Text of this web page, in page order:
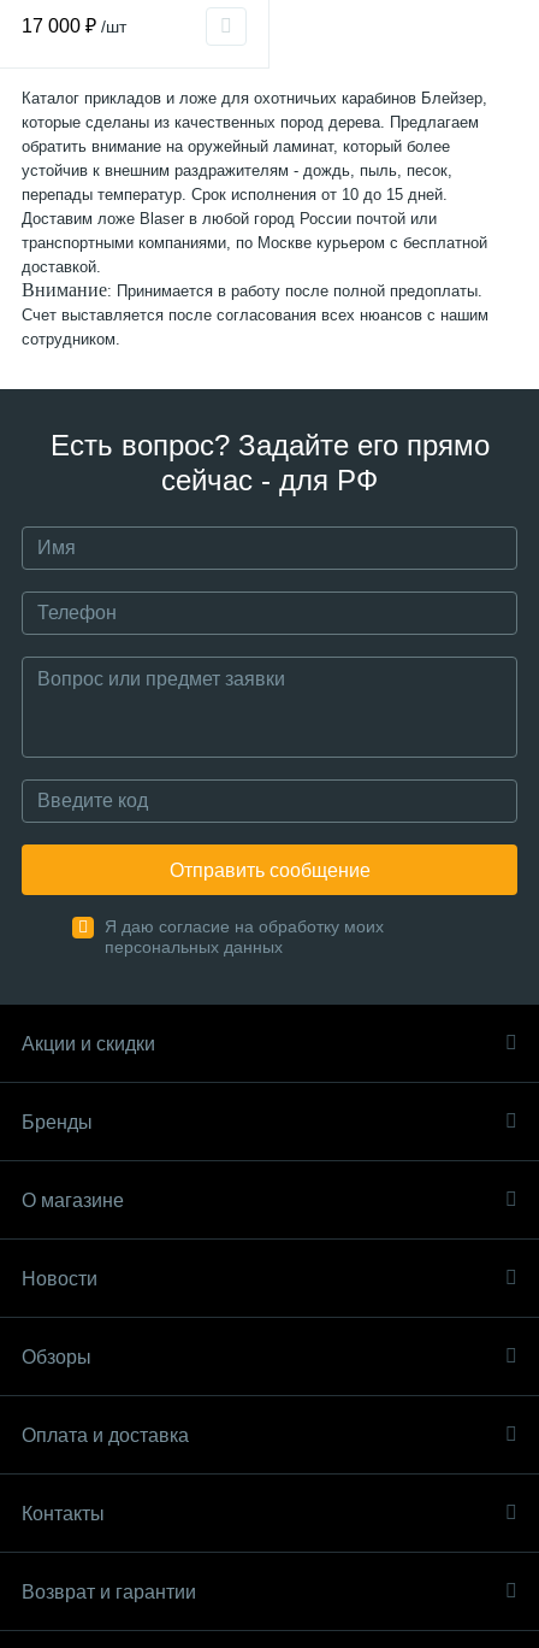
17 000 ₽ /шт
Каталог прикладов и ложе для охотничьих карабинов Блейзер,
которые сделаны из качественных пород дерева. Предлагаем
обратить внимание на оружейный ламинат, который более
устойчив к внешним раздражителям - дождь, пыль, песок,
перепады температур. Срок исполнения от 10 до 15 дней.
Доставим ложе Blaser в любой город России почтой или
транспортными компаниями, по Москве курьером с бесплатной
доставкой.
Внимание: Принимается в работу после полной предоплаты.
Счет выставляется после согласования всех нюансов с нашим
сотрудником.
Есть вопрос? Задайте его прямо
сейчас - для РФ
Отправить сообщение
Я даю согласие на обработку моих
персональных данных
Акции и скидки
Бренды
О магазине
Новости
Обзоры
Оплата и доставка
Контакты
Возврат и гарантии